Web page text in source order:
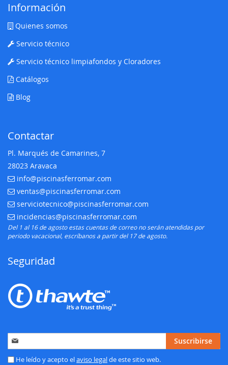
Información
Quienes somos
Servicio técnico
Servicio técnico limpiafondos y Cloradores
Catálogos
Blog
Contactar
Pl. Marqués de Camarines, 7
28023 Aravaca
E-mail:
info@piscinasferromar.com
E-mail:
ventas@piscinasferromar.com
E-mail:
serviciotecnico@piscinasferromar.com
E-mail:
incidencias@piscinasferromar.com
Del 1 al 16 de agosto estas cuentas de correo no serán atendidas por
periodo vacacional, escríbanos a partir del 17 de agosto.
Seguridad
Inscríbase
a
nuestro
Suscribirse
He leído y acepto elaviso legalde este sitio web.